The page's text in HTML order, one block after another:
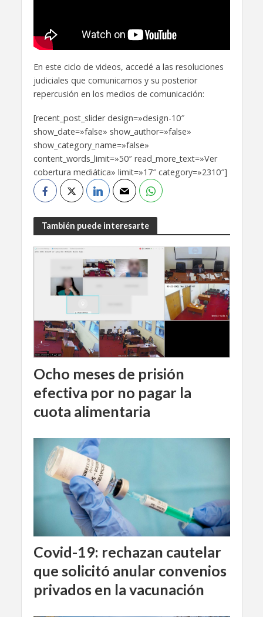
En este ciclo de videos, accedé a las resoluciones
judiciales que comunicamos y su posterior
repercusión en los medios de comunicación:
[recent_post_slider design=»design-10″
show_date=»false» show_author=»false»
show_category_name=»false»
content_words_limit=»50″ read_more_text=»Ver
cobertura mediática» limit=»17″ category=»2310″]
También puede interesarte
Ocho meses de prisión
efectiva por no pagar la
cuota alimentaria
Covid-19: rechazan cautelar
que solicitó anular convenios
privados en la vacunación